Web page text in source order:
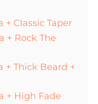
+ Classic Taper
+ Rock The
+ Thick Beard +
+ High Fade